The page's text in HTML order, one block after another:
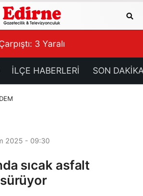
YENİ BULUŞMA
İLÇE HABERLERİ SON
2025 - 09:30
sıcak asfalt
sürüyor